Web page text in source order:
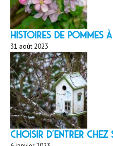
HISTOIRES DE
31 août 2023
Choisir d'entrer chez